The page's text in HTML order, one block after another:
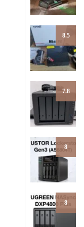
8.5
7.8
8
8